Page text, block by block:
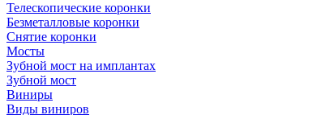
Телескопические коронки
Безметалловые коронки
Снятие коронки
Мосты
Зубной мост на имплантах
Зубной мост
Виниры
Виды виниров